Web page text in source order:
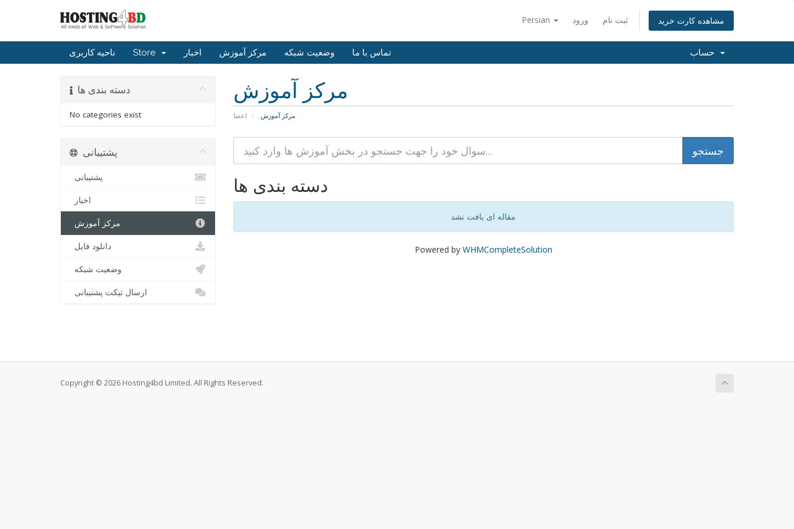
Persian ورود ثبت نام مشاهده کارت خرید
ناحیه کاربری Store اخبار مرکز آموزش وضعیت شبکه تماس با ما
مرکز آموزش
اعضا مرکز آموزش
دسته بندی ها
No categories exist
دسته بندی ها
مقاله ای یافت نشد
Powered by WHMCompleteSolution
پشتیبانی
پشتیبانی
اخبار
مرکز آموزش
دانلود فایل
وضعیت شبکه
ارسال تیکت پشتیبانی
Copyright © 2026 Hosting4bd Limited. All Rights Reserved.